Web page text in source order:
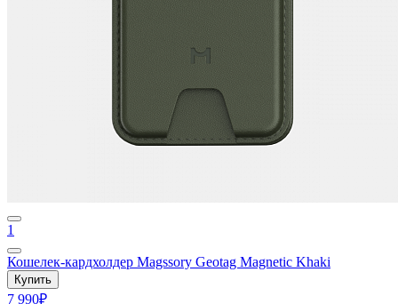
1
Кошелек-кардхолдер Magssory Geotag Magnetic Khaki
Купить
7 990₽